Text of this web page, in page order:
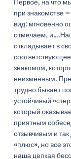
при знакомстве
вид: мгновенно
отмечаем,
откладывает в
знакомом,
неизменным.
трудно бывает
устойчивый
который
приятным
отзывчивым и
«плюс», но все
наша цепкая